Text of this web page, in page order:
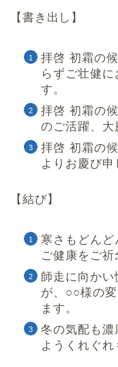
【書き出し】
拝啓 初霜の
らずご壮健
す。
拝啓 初霜の
のご活躍、大
拝啓 初霜の
よりお慶び申
【結び】
寒さもどん
ご健康をご祈
師走に向か
が、○○様の
ます。
冬の気配も濃
ようくれぐれ